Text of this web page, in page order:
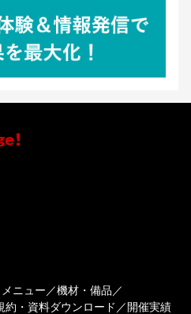
ニュー
機材・備品
約・資料ダウンロード 開催実績